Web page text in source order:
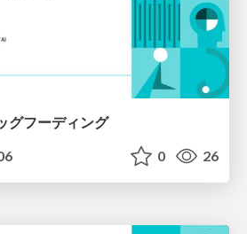
グフーディング
0 26